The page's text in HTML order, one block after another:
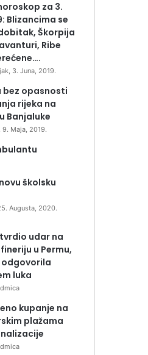
za 3.
Blizancima se
Škorpija
Ribe
3. Juna, 2019.
bez opasnosti
rijeka na
Banjaluke
9. Maja, 2019.
školsku
Augusta, 2020.
udar na
u Permu,
odgovorila
luka
kupanje na
plažama